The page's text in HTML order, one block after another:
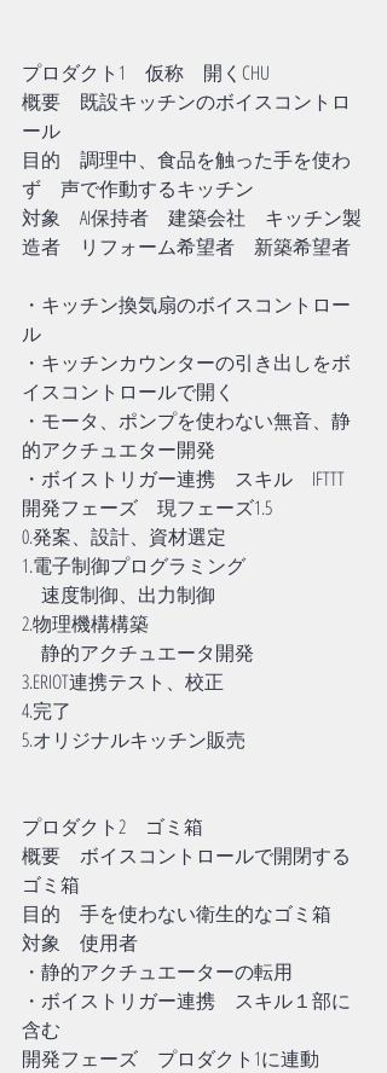
プロダクト1　仮称　開くCHU
概要　既設キッチンのボイスコントロ
ール
目的　調理中、食品を触った手を使わ
ず　声で作動するキッチン
対象　AI保持者　建築会社　キッチン製
造者　リフォーム希望者　新築希望者
・キッチン換気扇のボイスコントロー
ル
・キッチンカウンターの引き出しをボ
イスコントロールで開く
・モータ、ポンプを使わない無音、静
的アクチュエター開発
・ボイストリガー連携　スキル　IFTTT
開発フェーズ　現フェーズ1.5
0.発案、設計、資材選定
1.電子制御プログラミング
速度制御、出力制御
2.物理機構構築
静的アクチュエータ開発
3.ERIOT連携テスト、校正
4.完了
5.オリジナルキッチン販売
プロダクト2　ゴミ箱
概要　ボイスコントロールで開閉する
ゴミ箱
目的　手を使わない衛生的なゴミ箱
対象　使用者
・静的アクチュエーターの転用
・ボイストリガー連携　スキル１部に
含む
開発フェーズ　プロダクト1に連動